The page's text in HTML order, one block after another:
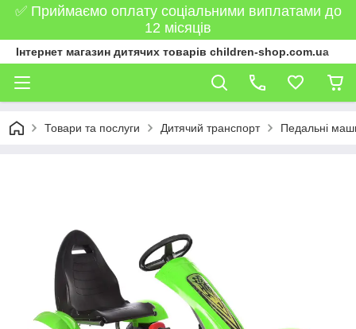
✅ Приймаємо оплату соціальними виплатами до
12 місяців
Інтернет магазин дитячих товарів children-shop.com.ua
Товари та послуги Дитячий транспорт Педальні